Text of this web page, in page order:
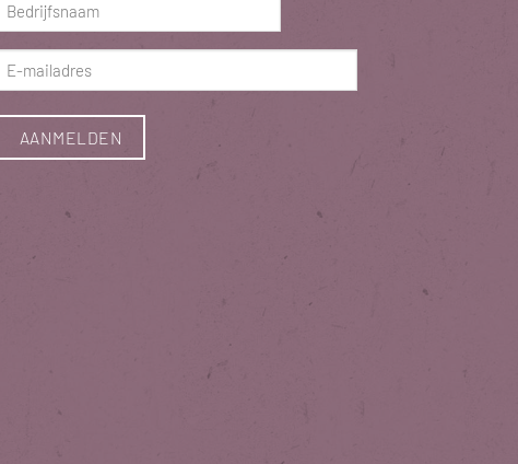
(Vereist)
E-
(Vereist)